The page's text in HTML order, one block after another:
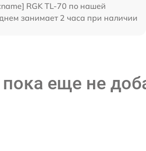
RGK TL-70 по нашей
занимает 2 часа при наличии
еще не